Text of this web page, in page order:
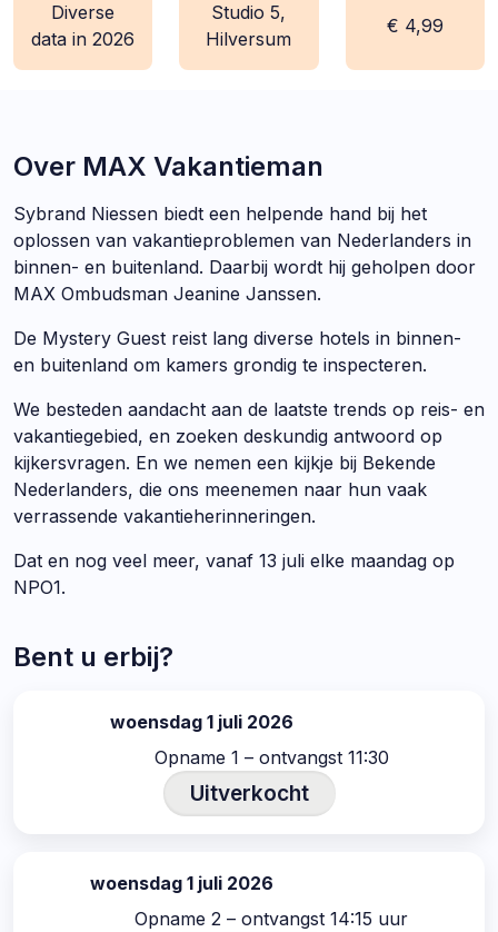
wanneer:
Diverse
data in 2026
locatie:
Studio 5,
Hilversum
kosten:
€ 4,99
Over MAX Vakantieman
Sybrand Niessen biedt een helpende hand bij het
oplossen van vakantieproblemen van Nederlanders in
binnen- en buitenland. Daarbij wordt hij geholpen door
MAX Ombudsman Jeanine Janssen.
De Mystery Guest reist lang diverse hotels in binnen-
en buitenland om kamers grondig te inspecteren.
We besteden aandacht aan de laatste trends op reis- en
vakantiegebied, en zoeken deskundig antwoord op
kijkersvragen. En we nemen een kijkje bij Bekende
Nederlanders, die ons meenemen naar hun vaak
verrassende vakantieherinneringen.
Dat en nog veel meer, vanaf 13 juli elke maandag op
NPO1.
Bent u erbij?
datum:
woensdag 1 juli 2026
Opname 1 – ontvangst 11:30
Uitverkocht
datum:
woensdag 1 juli 2026
Opname 2 – ontvangst 14:15 uur